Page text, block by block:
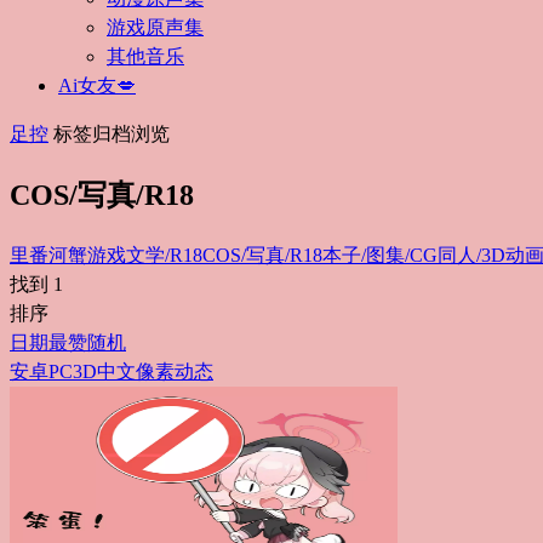
游戏原声集
其他音乐
Ai女友💋
足控 标签归档浏览
COS/写真/R18
里番河蟹游戏文学/R18COS/写真/R18本子/图集/CG同人/3D动
找到 1
排序
日期最赞随机
安卓PC3D中文像素动态